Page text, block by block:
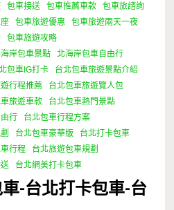
包車接送 包車推薦車款
包車旅諮詢
包車旅遊優惠
包車旅遊兩天一夜
包車旅遊攻略
岸包車景點
北海岸包車自由行
包車IG打卡
台北包車旅遊景點介紹
行程推薦
台北包車旅遊覽人包
旅遊車款
台北包車熱門景點
行
台北包車行程方案
台北包車豪華版
台北打卡包車
行程
台北旅遊包車規劃
台北網美打卡包車
-台北打卡包車-台